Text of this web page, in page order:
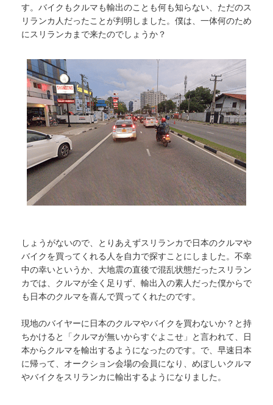
す。バイクもクルマも輸出のことも何も知らない、ただのス
リランカ人だったことが判明しました。僕は、一体何のため
にスリランカまで来たのでしょうか？
しょうがないので、とりあえずスリランカで日本のクルマや
バイクを買ってくれる人を自力で探すことにしました。不幸
中の幸いというか、大地震の直後で混乱状態だったスリラン
カでは、クルマが全く足りず、輸出入の素人だった僕からで
も日本のクルマを喜んで買ってくれたのです。
現地のバイヤーに日本のクルマやバイクを買わないか？と持
ちかけると「クルマが無いからすぐよこせ」と言われて、日
本からクルマを輸出するようになったのです。で、早速日本
に帰って、オークション会場の会員になり、めぼしいクルマ
やバイクをスリランカに輸出するようになりました。